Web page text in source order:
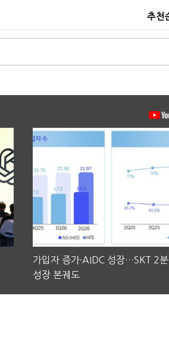
추천
가입자 증가·AIDC 성장…SKT 2
성장 본궤도